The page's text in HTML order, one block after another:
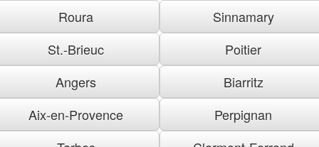
Roura
Sinnamary
St.-Brieuc
Poitier
Angers
Biarritz
Aix-en-Provence
Perpignan